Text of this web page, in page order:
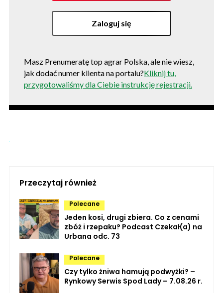
Zaloguj się
Masz Prenumeratę top agrar Polska, ale nie wiesz,
jak dodać numer klienta na portalu?Kliknij tu,
przygotowaliśmy dla Ciebie instrukcję rejestracji.
Przeczytaj również
Polecane
Jeden kosi, drugi zbiera. Co z cenami
zbóż i rzepaku? Podcast Czekał(a) na
Urbana odc. 73
Polecane
Czy tylko żniwa hamują podwyżki? –
Rynkowy Serwis Spod Lady – 7.08.26 r.